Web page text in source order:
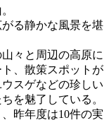
る静かな風景を堪
々と周辺の高原に
、散策スポットが
スゲなどの珍しい
を魅了している。
昨年度は10件の実